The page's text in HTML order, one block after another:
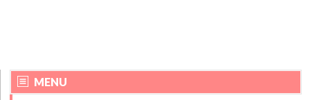
MENU